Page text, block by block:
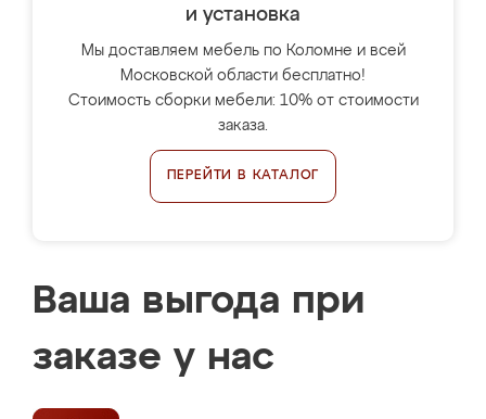
и установка
Мы доставляем мебель по Коломне и всей
Московской области бесплатно!
Стоимость сборки мебели: 10% от стоимости
заказа.
ПЕРЕЙТИ В КАТАЛОГ
Ваша выгода при
заказе у нас